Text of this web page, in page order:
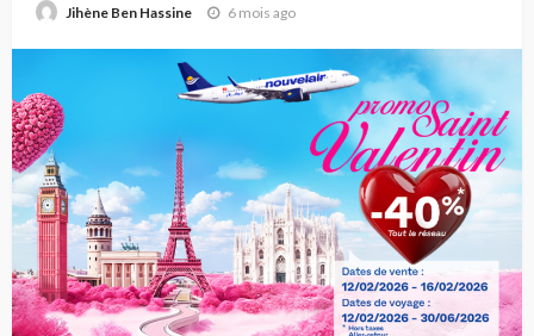
Jihène Ben Hassine 6 mois ago